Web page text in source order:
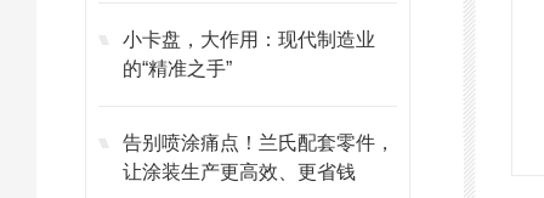
小卡盘，大作用：现代制造业
的“精准之手”
告别喷涂痛点！兰氏配套零件，
让涂装生产更高效、更省钱